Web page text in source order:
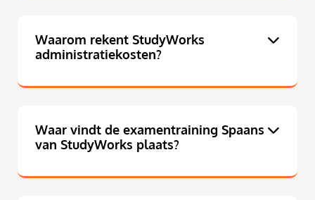
Waarom rekent StudyWorks
administratiekosten?
Waar vindt de examentraining Spaans
van StudyWorks plaats?